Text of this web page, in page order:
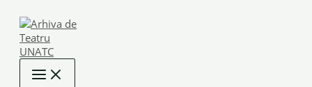
content